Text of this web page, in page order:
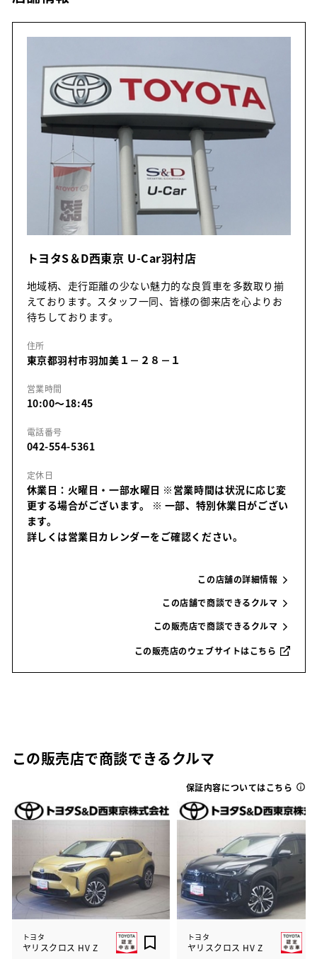
トヨタS＆D西東京 U-Car羽村店
地域柄、走行距離の少ない魅力的な良質車を多数取り揃
えております。スタッフ一同、皆様の御来店を心よりお
待ちしております。
住所
東京都羽村市羽加美１－２８－１
営業時間
10:00～18:45
電話番号
042-554-5361
定休日
休業日：火曜日・一部水曜日 ※営業時間は状況に応じ変
更する場合がございます。
※ 一部、特別休業日がござい
ます。
詳しくは営業日カレンダーをご確認ください。
この店舗の詳細情報
この店舗で商談できるクルマ
この販売店で商談できるクルマ
この販売店のウェブサイトはこちら
この販売店で商談できるクルマ
保証内容についてはこちら
トヨタ
ヤリスクロス HV Z
トヨタ
ヤリスクロス HV Z